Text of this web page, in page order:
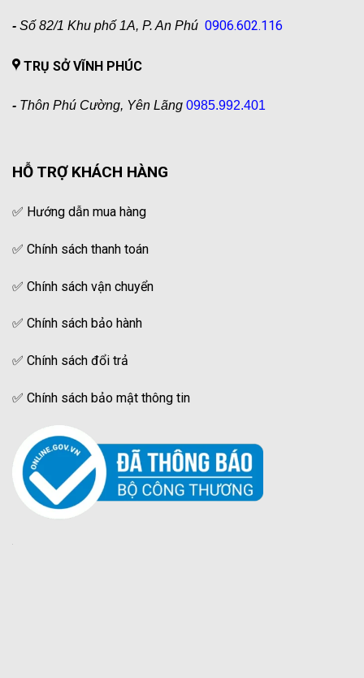
- Số 82/1 Khu phố 1A, P. An Phú 0906.602.116
TRỤ SỞ VĨNH PHÚC
- Thôn Phú Cường, Yên Lãng 0985.992.401
HỖ TRỢ KHÁCH HÀNG
✅ Hướng dẫn mua hàng
✅ Chính sách thanh toán
✅ Chính sách vận chuyển
✅ Chính sách bảo hành
✅ Chính sách đổi trả
✅ Chính sách bảo mật thông tin